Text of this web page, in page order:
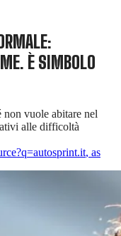
È SIMBOLO
vuole abitare nel
alle difficoltà
, as